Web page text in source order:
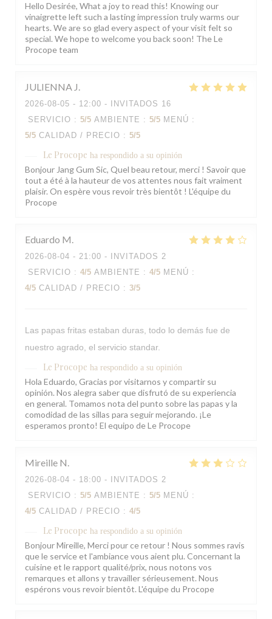
Hello Desirée, What a joy to read this! Knowing our
vinaigrette left such a lasting impression truly warms our
hearts. We are so glad every aspect of your visit felt so
special. We hope to welcome you back soon! The Le
Procope team
JULIENNA J
2026-08-05 - 12:00 - INVITADOS 16
SERVICIO : 5/5 AMBIENTE : 5/5 MENÚ :
5/5 CALIDAD / PRECIO : 5/5
Le Procope ha respondido a su opinión
Bonjour Jang Gum Sic, Quel beau retour, merci ! Savoir que
tout a été à la hauteur de vos attentes nous fait vraiment
plaisir. On espère vous revoir très bientôt ! L'équipe du
Procope
Eduardo M
2026-08-04 - 21:00 - INVITADOS 2
SERVICIO : 4/5 AMBIENTE : 4/5 MENÚ :
4/5 CALIDAD / PRECIO : 3/5
Las papas fritas estaban duras, todo lo demás fue de
nuestro agrado, el servicio standar.
Le Procope ha respondido a su opinión
Hola Eduardo, Gracias por visitarnos y compartir su
opinión. Nos alegra saber que disfrutó de su experiencia
en general. Tomamos nota del punto sobre las papas y la
comodidad de las sillas para seguir mejorando. ¡Le
esperamos pronto! El equipo de Le Procope
Mireille N
2026-08-04 - 18:00 - INVITADOS 2
SERVICIO : 5/5 AMBIENTE : 5/5 MENÚ :
4/5 CALIDAD / PRECIO : 4/5
Le Procope ha respondido a su opinión
Bonjour Mireille, Merci pour ce retour ! Nous sommes ravis
que le service et l'ambiance vous aient plu. Concernant la
cuisine et le rapport qualité/prix, nous notons vos
remarques et allons y travailler sérieusement. Nous
espérons vous revoir bientôt. L'équipe du Procope